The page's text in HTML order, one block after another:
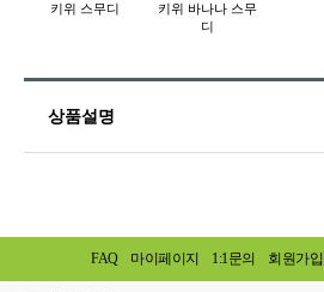
키위 스무디
키위 바나나 스무
디
상품설명
FAQ 마이페이지 1:1문의 회원가입